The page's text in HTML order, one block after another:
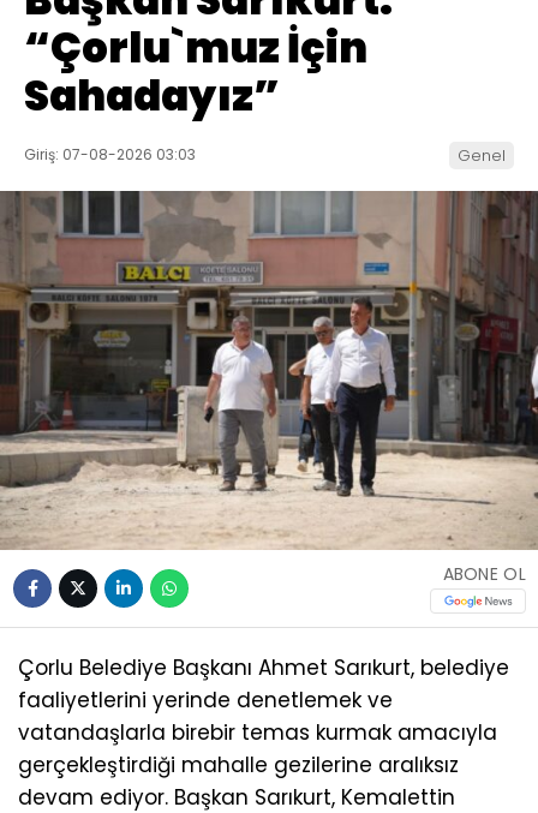
“Çorlu`muz İçin
Sahadayız”
Giriş: 07-08-2026 03:03 Genel
ABONE OL
Çorlu Belediye Başkanı Ahmet Sarıkurt, belediye
faaliyetlerini yerinde denetlemek ve
vatandaşlarla birebir temas kurmak amacıyla
gerçekleştirdiği mahalle gezilerine aralıksız
devam ediyor. Başkan Sarıkurt, Kemalettin